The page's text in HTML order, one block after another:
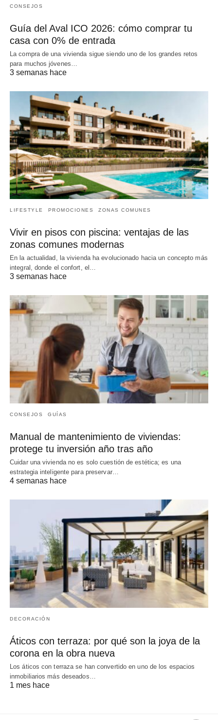
CONSEJOS
Guía del Aval ICO 2026: cómo comprar tu
casa con 0% de entrada
La compra de una vivienda sigue siendo uno de los grandes retos
para muchos jóvenes…
3 semanas hace
LIFESTYLE PROMOCIONES ZONAS COMUNES
Vivir en pisos con piscina: ventajas de las
zonas comunes modernas
En la actualidad, la vivienda ha evolucionado hacia un concepto más
integral, donde el confort, el…
3 semanas hace
CONSEJOS GUÍAS
Manual de mantenimiento de viviendas:
protege tu inversión año tras año
Cuidar una vivienda no es solo cuestión de estética; es una
estrategia inteligente para preservar…
4 semanas hace
DECORACIÓN
Áticos con terraza: por qué son la joya de la
corona en la obra nueva
Los áticos con terraza se han convertido en uno de los espacios
inmobiliarios más deseados…
1 mes hace